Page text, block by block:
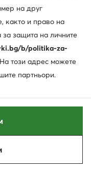
на друг
както и право на
защита на личните
b/politika-za-
този адрес можете
партньори.